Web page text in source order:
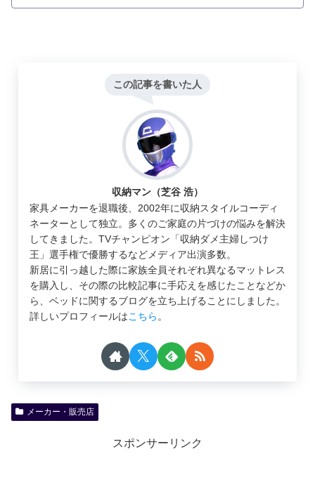
この記事を書いた人
収納マン（芝谷 浩）
家具メーカーを退職後、2002年に収納スタイルコーディ
ネーターとして独立。多くのご家庭の片づけの悩みを解決
してきました。TVチャンピオン「収納ダメ主婦しつけ
王」選手権で優勝するなどメディア出演多数。
新居に引っ越した際に家族全員それぞれ異なるマットレス
を購入し、その際の比較記事に手応えを感じたことなどか
ら、ベッドに関するブログを立ち上げることにしました。
詳しいプロフィールはこちら。
メーカー・販売店
スポンサーリンク